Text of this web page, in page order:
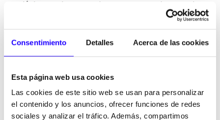
Consentimiento Detalles Acerca de las cookies
Esta página web usa cookies
Las cookies de este sitio web se usan para personalizar
el contenido y los anuncios, ofrecer funciones de redes
sociales y analizar el tráfico. Además, compartimos
clásico, y a la vez moderno concepto de negocio
esta marca ha sabido llevar el sabor del sur por toda
España y aún le queda camino por recorrer.
Taberna Volapié nació con la intención de recrear el
ambiente de «la tapa y la caña«, típico de la región. Ha
innovadora y las recetas tradicionales
cocinadas con ingredientes de primera calidad.
60 exitosos establecimientos